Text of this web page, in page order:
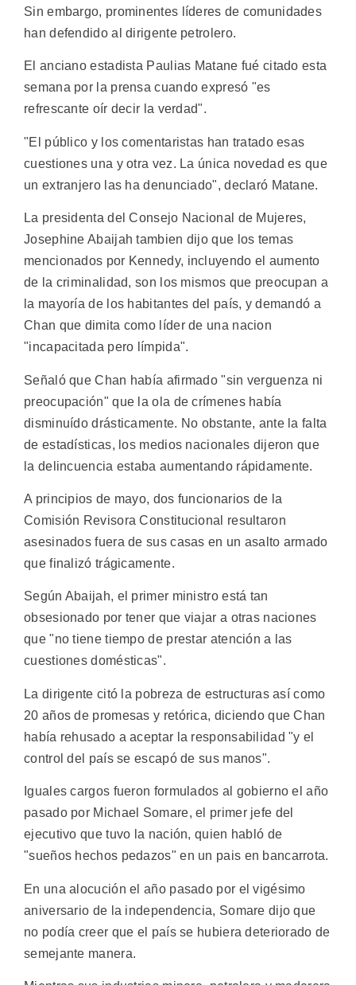
Sin embargo, prominentes líderes de comunidades
han defendido al dirigente petrolero.
El anciano estadista Paulias Matane fué citado esta
semana por la prensa cuando expresó "es
refrescante oír decir la verdad".
"El público y los comentaristas han tratado esas
cuestiones una y otra vez. La única novedad es que
un extranjero las ha denunciado", declaró Matane.
La presidenta del Consejo Nacional de Mujeres,
Josephine Abaijah tambien dijo que los temas
mencionados por Kennedy, incluyendo el aumento
de la criminalidad, son los mismos que preocupan a
la mayoría de los habitantes del país, y demandó a
Chan que dimita como líder de una nacion
"incapacitada pero límpida".
Señaló que Chan había afirmado "sin verguenza ni
preocupación" que la ola de crímenes había
disminuído drásticamente. No obstante, ante la falta
de estadísticas, los medios nacionales dijeron que
la delincuencia estaba aumentando rápidamente.
A principios de mayo, dos funcionarios de la
Comisión Revisora Constitucional resultaron
asesinados fuera de sus casas en un asalto armado
que finalizó trágicamente.
Según Abaijah, el primer ministro está tan
obsesionado por tener que viajar a otras naciones
que "no tiene tiempo de prestar atención a las
cuestiones domésticas".
La dirigente citó la pobreza de estructuras así como
20 años de promesas y retórica, diciendo que Chan
había rehusado a aceptar la responsabilidad "y el
control del país se escapó de sus manos".
Iguales cargos fueron formulados al gobierno el año
pasado por Michael Somare, el primer jefe del
ejecutivo que tuvo la nación, quien habló de
"sueños hechos pedazos" en un pais en bancarrota.
En una alocución el año pasado por el vigésimo
aniversario de la independencia, Somare dijo que
no podía creer que el país se hubiera deteriorado de
semejante manera.